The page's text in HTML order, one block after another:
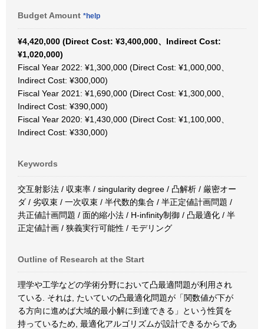
Budget Amount *help
¥4,420,000 (Direct Cost: ¥3,400,000、Indirect Cost:
¥1,020,000)
Fiscal Year 2022: ¥1,300,000 (Direct Cost: ¥1,000,000、
Indirect Cost: ¥300,000)
Fiscal Year 2021: ¥1,690,000 (Direct Cost: ¥1,300,000、
Indirect Cost: ¥390,000)
Fiscal Year 2020: ¥1,430,000 (Direct Cost: ¥1,100,000、
Indirect Cost: ¥330,000)
Keywords
交互射影法 / 収束率 / singularity degree / 凸解析 / 厳密オー
ダ / 劣収束 / 一次収束 / 半代数的集合 / 半正定値計画問題 /
共正値計画問題 / 面的縮小法 / H-infinity制御 / 凸最適化 / 半
正定値計画 / 狭義実行可能性 / モデリング
Outline of Research at the Start
理学や工学などの学術分野において凸最適問題が利用され
ている. それは, たいていの凸最適化問題が「関数値が下が
る方向に進めば大域的最小解に到達できる」という性質を
持っているため, 最適化アルゴリズムが設計できるからであ